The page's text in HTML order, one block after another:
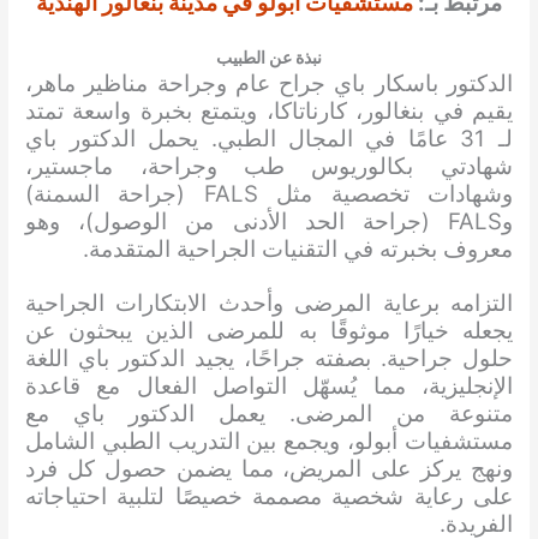
نبذة عن الطبيب
الدكتور باسكار باي جراح عام وجراحة مناظير ماهر،
يقيم في بنغالور، كارناتاكا، ويتمتع بخبرة واسعة تمتد
لـ 31 عامًا في المجال الطبي. يحمل الدكتور باي
شهادتي بكالوريوس طب وجراحة، ماجستير،
وشهادات تخصصية مثل FALS (جراحة السمنة)
وFALS (جراحة الحد الأدنى من الوصول)، وهو
معروف بخبرته في التقنيات الجراحية المتقدمة.
التزامه برعاية المرضى وأحدث الابتكارات الجراحية
يجعله خيارًا موثوقًا به للمرضى الذين يبحثون عن
حلول جراحية. بصفته جراحًا، يجيد الدكتور باي اللغة
الإنجليزية، مما يُسهّل التواصل الفعال مع قاعدة
متنوعة من المرضى. يعمل الدكتور باي مع
مستشفيات أبولو، ويجمع بين التدريب الطبي الشامل
ونهج يركز على المريض، مما يضمن حصول كل فرد
على رعاية شخصية مصممة خصيصًا لتلبية احتياجاته
الفريدة.